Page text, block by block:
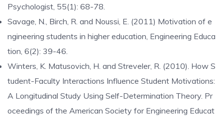
Psychologist, 55(1): 68-78.
Savage, N., Birch, R. and Noussi, E. (2011) Motivation of e
ngineering students in higher education, Engineering Educa
tion, 6(2): 39-46.
Winters, K. Matusovich, H. and Streveler, R. (2010). How S
tudent-Faculty Interactions Influence Student Motivations:
A Longitudinal Study Using Self-Determination Theory. Pr
oceedings of the American Society for Engineering Educat